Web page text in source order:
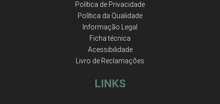
Política de Privacidade
Política da Qualidade
Informação Legal
Ficha técnica
Acessibilidade
Livro de Reclamações
LINKS